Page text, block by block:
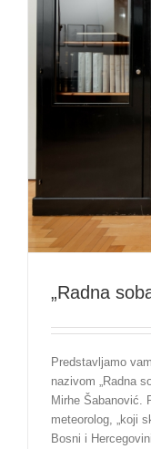
„Radna
Predstavljamo
nazivom „Radna
Mirhe Šabanović.
meteorolog, „koji
Bosni i